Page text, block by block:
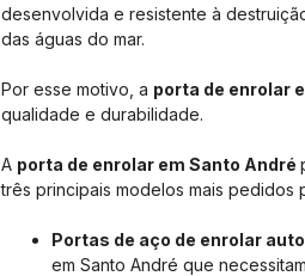
desenvolvida e resistente à
das águas do mar.
Por esse motivo, a porta de enrolar
qualidade e durabilidade.
A porta de enrolar em Santo André
três principais modelos mais pedidos
Portas de aço de enrolar
em Santo André que